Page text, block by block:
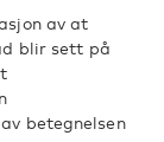
av at
blir sett på
betegnelsen